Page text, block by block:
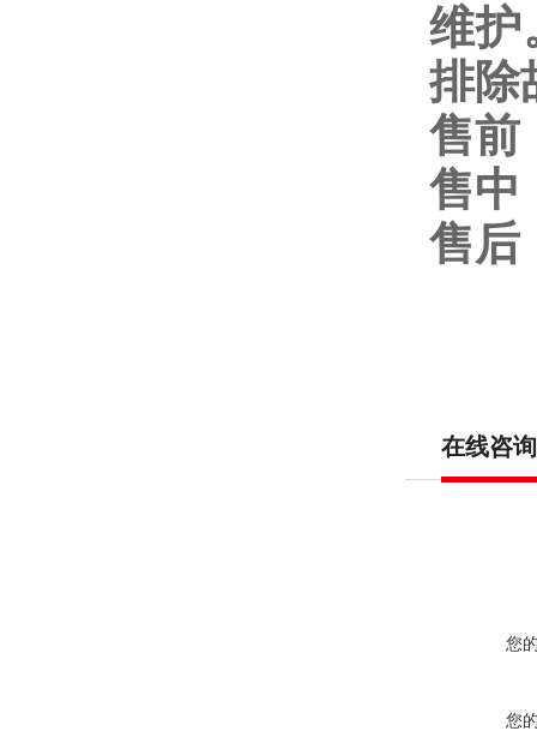
维护
排除
售前
售中
售后
在线咨询
您
您